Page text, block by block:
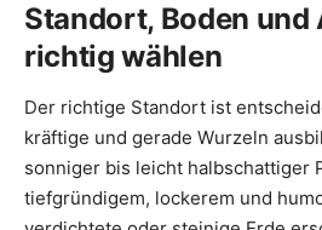
Standort, Boden und
richtig wählen
Der richtige Standort ist
kräftige und gerade Wurzeln
sonniger bis leicht halbschattiger
tiefgründigem, lockerem und